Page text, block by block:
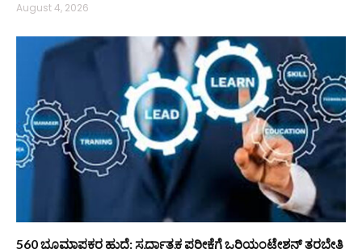
August 4, 2026
560 ಭೂಮಾಪಕರ ಹುದ್ದೆ: ಸ್ಪರ್ಧಾತ್ಮಕ ಪರೀಕ್ಷೆಗೆ ಒರಿಯಂಟೇಶನ್ ತರಬೇತಿ